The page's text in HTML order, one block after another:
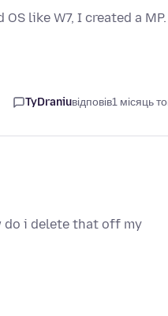
like W7, I created a
TyDraniuвідповів1 місяць
do i delete that off my